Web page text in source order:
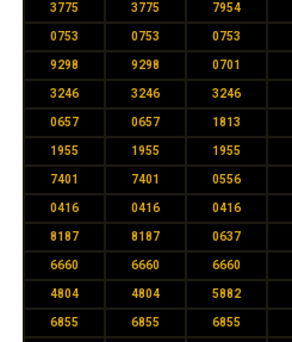
3775 3775 7954
0753 0753 0753
9298 9298 0701
3246 3246 3246
0657 0657 1813
1955 1955 1955
7401 7401 0556
0416 0416 0416
8187 8187 0637
6660 6660 6660
4804 4804 5882
6855 6855 6855